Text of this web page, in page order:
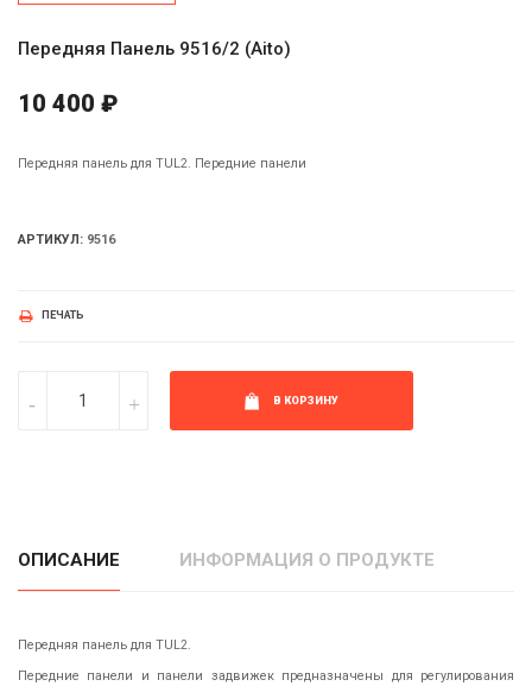
Передняя Панель 9516/2 (Aito)
10 400 ₽
Передняя панель для TUL2. Передние панели
АРТИКУЛ: 9516
ПЕЧАТЬ
В КОРЗИНУ
ОПИСАНИЕ ИНФОРМАЦИЯ О ПРОДУКТЕ
Передняя панель для TUL2.
Передние панели и панели задвижек предназначены для регулирования